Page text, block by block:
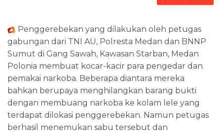
Penggerebekan yang dilakukan oleh petugas
gabungan dari TNI AU, Polresta Medan dan BNNP
Sumut di Gang Sawah, Kawasan Starban, Medan
Polonia membuat kocar-kacir para pengedar dan
pemakai narkoba. Beberapa diantara mereka
bahkan berupaya menghilangkan barang bukti
dengan membuang narkoba ke kolam lele yang
terdapat dilokasi penggerebekan. Namun petugas
berhasil menemukan sabu tersebut dan